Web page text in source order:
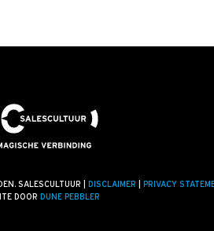
SALESCULTUUR | DISCLAIMER
PRIVACY
DOOR
DUNE PEBBLER